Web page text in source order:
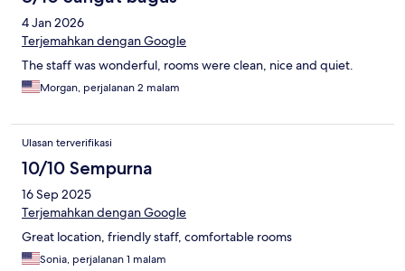
4 Jan 2026
Terjemahkan dengan Google
The staff was wonderful, rooms were clean, nice and quiet.
Morgan, perjalanan 2 malam
Ulasan terverifikasi
10/10 Sempurna
16 Sep 2025
Terjemahkan dengan Google
Great location, friendly staff, comfortable rooms
Sonia, perjalanan 1 malam